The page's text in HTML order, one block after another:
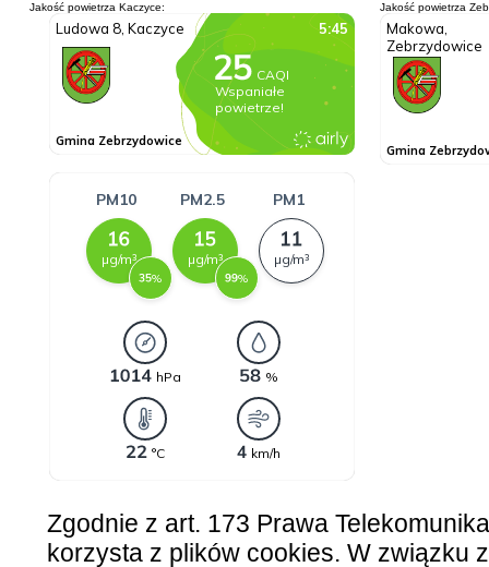
Jakość powietrza Kaczyce: Jakość powietrza
Zgodnie z art. 173 Prawa
korzysta z plików cookies. W związku